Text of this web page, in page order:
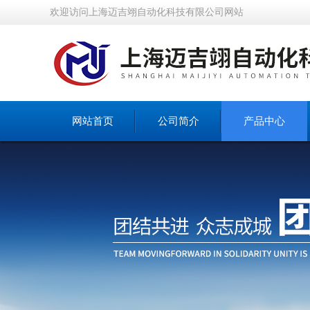
欢迎访问上海迈吉翊自动化科技有限公司网站
网站首页 公司简介 产品中心